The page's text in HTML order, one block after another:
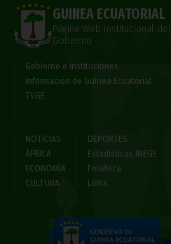
GUINEA ECUATORIAL
Página Web Institucional del
Gobierno
Gobierno e Instituciones
Información de Guinea Ecuatorial
TVGE
NOTICIAS
ÁFRICA
ECONOMÍA
CULTURA
DEPORTES
Estadísticas INEGE
Fototeca
Links